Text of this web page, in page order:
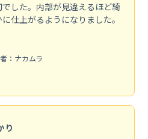
した。内部が見違えるほど綺
仕上がるようになりました。
：ナカムラ
り